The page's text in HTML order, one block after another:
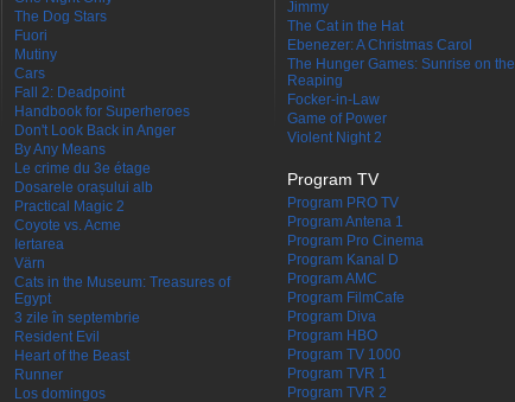
The Dog Stars
Fuori
Mutiny
Cars
Fall 2: Deadpoint
Handbook for Superheroes
Don't Look Back in Anger
By Any Means
Le crime du 3e étage
Dosarele orașului alb
Practical Magic 2
Coyote vs. Acme
Iertarea
Värn
Cats in the Museum: Treasures of
Egypt
3 zile în septembrie
Resident Evil
Heart of the Beast
Runner
Los domingos
Jimmy
The Cat in the Hat
Ebenezer: A Christmas Carol
The Hunger Games: Sunrise on the
Reaping
Focker-in-Law
Game of Power
Violent Night 2
Program TV
Program PRO TV
Program Antena 1
Program Pro Cinema
Program Kanal D
Program AMC
Program FilmCafe
Program Diva
Program HBO
Program TV 1000
Program TVR 1
Program TVR 2